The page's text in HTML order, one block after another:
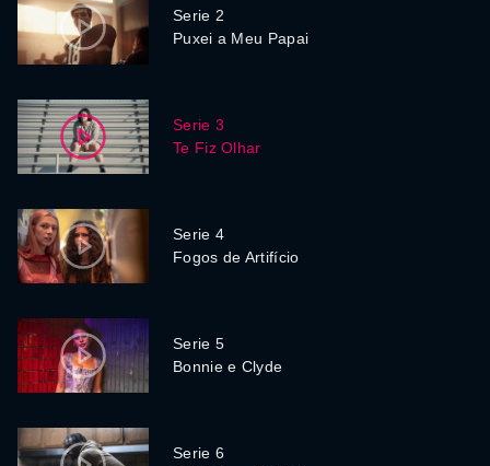
Serie 2
Puxei a Meu Papai
Serie 3
Te Fiz Olhar
Serie 4
Fogos de Artifício
Serie 5
Bonnie e Clyde
Serie 6